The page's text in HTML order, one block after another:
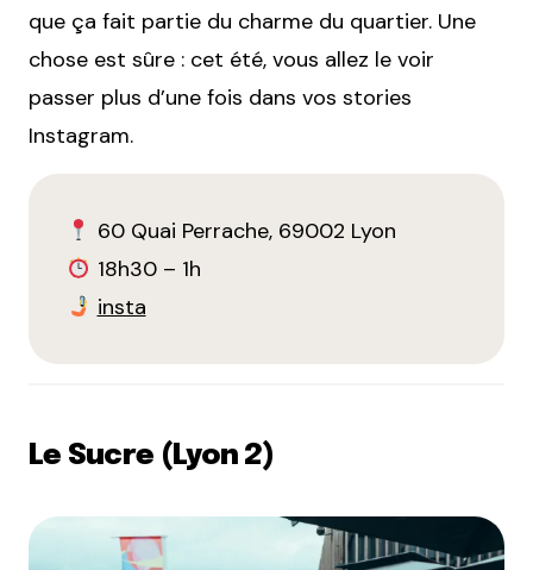
que ça fait partie du charme du quartier. Une
chose est sûre : cet été, vous allez le voir
passer plus d’une fois dans vos stories
Instagram.
60 Quai Perrache, 69002 Lyon
18h30 – 1h
insta
Le Sucre (Lyon 2)